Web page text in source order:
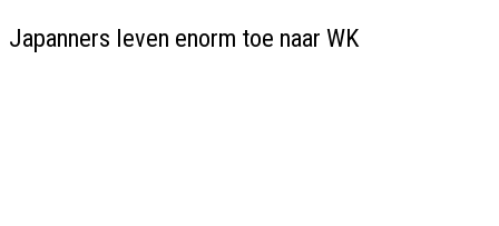
Japanners leven enorm toe naar WK